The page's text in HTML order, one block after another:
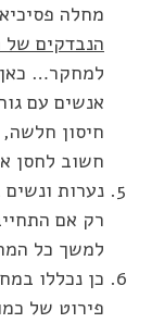
מחלה
הנבדקים של
למחקר…
אנשים עם
חיסון
חשוב לחסן
נערות
רק אם
למשך כל
פירוט של